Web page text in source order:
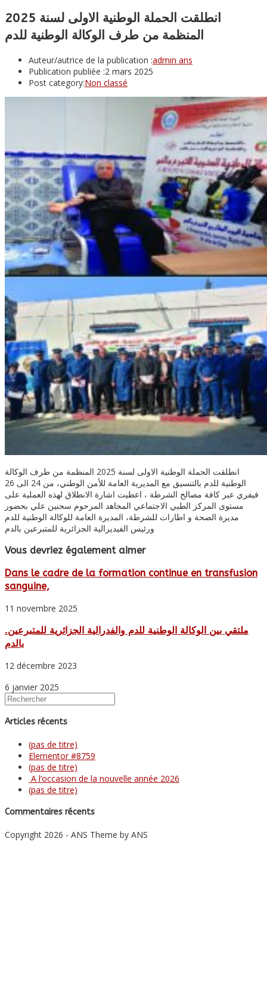
انطلقت الحملة الوطنية الاولى لسنة 2025
المنظمة من طرف الوكالة الوطنية للدم
Auteur/autrice de la publication :admin ans
Publication publiée :2 mars 2025
Post category:Non classé
انطلقت الحملة الوطنية الاولى لسنة 2025 المنظمة من طرف الوكالة
الوطنية للدم بالتنسيق مع المديرية العامة للأمن الوطني، من 24 الى 26
فيفري عبر كافة مصالح الشرطة ، اعطيت اشارة الانطلاق لهذه العملية على
مستوى المركز الطبي الاجتماعي المجاهد المرحوم سحنين علي بحضور
مديرة الصحة و اطارات للشرطة، المديرة العامة للوكالة الوطنية للدم
ورئيس الفيديرالية الجزائرية للمتبرعين بالدم
Vous devriez également aimer
Dans le cadre de la formation continue en transfusion
sanguine,
11 novembre 2025
.ملتقي بين الوكالة الوطنية للدم والفدرالية الجزائرية للمتبرعين
بالدم
12 décembre 2023
6 janvier 2025
Articles récents
(pas de titre)
Elementor #8759
(pas de titre)
A l’occasion de la nouvelle année 2026
(pas de titre)
Commentaires récents
Copyright 2026 - ANS Theme by ANS